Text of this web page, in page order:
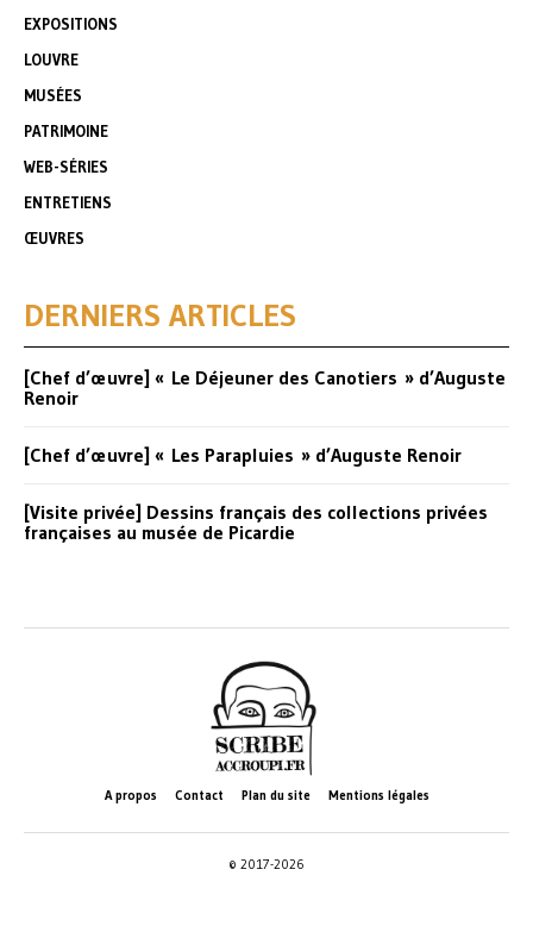
EXPOSITIONS
LOUVRE
MUSÉES
PATRIMOINE
WEB-SÉRIES
ENTRETIENS
ŒUVRES
DERNIERS ARTICLES
[Chef d’œuvre] « Le Déjeuner des Canotiers » d’Auguste
Renoir
[Chef d’œuvre] « Les Parapluies » d’Auguste Renoir
[Visite privée] Dessins français des collections privées
françaises au musée de Picardie
A propos Contact Plan du site Mentions légales
© 2017-2026